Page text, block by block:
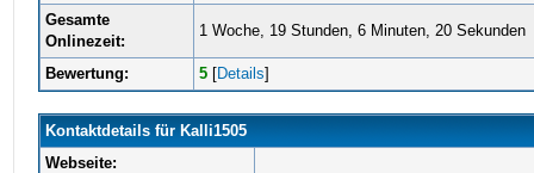
Gesamte
Onlinezeit:
1 Woche, 19 Stunden, 6 Minuten, 20 Sekunden
Bewertung: 5 [Details]
Kontaktdetails für Kalli1505
Webseite: